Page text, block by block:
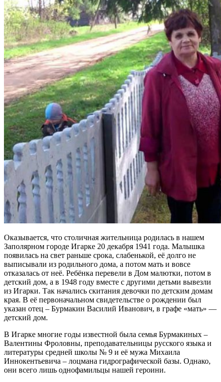
Оказывается, что столичная жительница родилась в нашем
Заполярном городе Игарке 20 декабря 1941 года. Малышка
появилась на свет раньше срока, слабенькой, её долго не
выписывали из родильного дома, а потом мать и вовсе
отказалась от неё. Ребёнка перевели в Дом малютки, потом в
детский дом, а в 1948 году вместе с другими детьми вывезли
из Игарки. Так начались скитания девочки по детским домам
края. В её первоначальном свидетельстве о рождении был
указан отец – Бурмакин Василий Иванович, в графе «мать» —
детский дом.
В Игарке многие годы известной была семья Бурмакиных –
Валентины Фроловны, преподавательницы русского языка и
литературы средней школы № 9 и её мужа Михаила
Иннокентьевича – лоцмана гидрографической базы. Однако,
они всего лишь однофамильцы нашей героини.